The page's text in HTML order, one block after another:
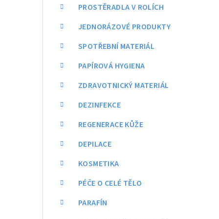
PROSTĚRADLA V ROLÍCH
JEDNORÁZOVÉ PRODUKTY
SPOTŘEBNÍ MATERIÁL
PAPÍROVÁ HYGIENA
ZDRAVOTNICKÝ MATERIÁL
DEZINFEKCE
REGENERACE KŮŽE
DEPILACE
KOSMETIKA
PÉČE O CELÉ TĚLO
PARAFÍN